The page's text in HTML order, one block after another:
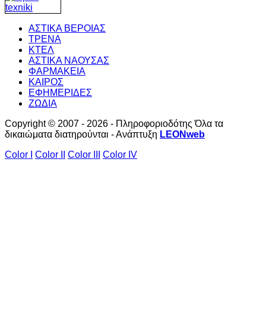
ΑΣΤΙΚΑ ΒΕΡΟΙΑΣ
ΤΡΕΝΑ
ΚΤΕΛ
ΑΣΤΙΚΑ ΝΑΟΥΣΑΣ
ΦΑΡΜΑΚΕΙΑ
ΚΑΙΡΟΣ
ΕΦΗΜΕΡΙΔΕΣ
ΖΩΔΙΑ
Copyright © 2007 - 2026 - Πληροφοριοδότης Όλα τα
δικαιώματα διατηρούνται - Ανάπτυξη LEONweb
Color I
Color II Color III Color IV